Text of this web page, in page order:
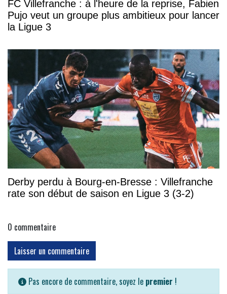
FC Villefranche : à l'heure de la reprise, Fabien
Pujo veut un groupe plus ambitieux pour lancer
la Ligue 3
Derby perdu à Bourg-en-Bresse : Villefranche
rate son début de saison en Ligue 3 (3-2)
0 commentaire
Laisser un commentaire
Pas encore de commentaire, soyez le premier !